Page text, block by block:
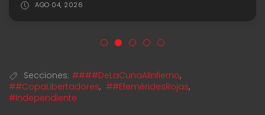
AGO 04, 2026
Secciones: ####DeLaCunaAlInfierno,
##CopaLibertadores, ##EfeméridesRojas,
#Independiente